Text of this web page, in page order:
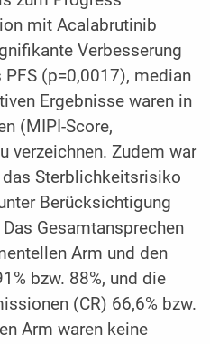
mit Acalabrutinib
Verbesserung
(p=0,0017), median
Ergebnisse waren in
(MIPI-Score,
verzeichnen. Zudem war
Sterblichkeitsrisiko
Berücksichtigung
Gesamtansprechen
Arm und den
bzw. 88%, und die
(CR) 66,6% bzw.
Arm waren keine